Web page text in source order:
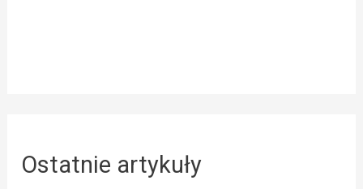
Ostatnie artykuły